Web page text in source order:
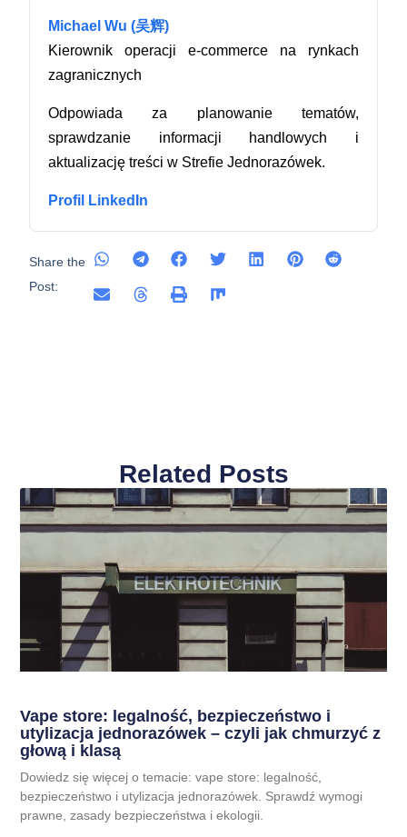
Michael Wu (吴辉)
Kierownik operacji e-commerce na rynkach
zagranicznych
Odpowiada za planowanie tematów,
sprawdzanie informacji handlowych i
aktualizację treści w Strefie Jednorazówek.
Profil LinkedIn
Share the
Post:
Related Posts
Vape store: legalność, bezpieczeństwo i
utylizacja jednorazówek – czyli jak chmurzyć z
głową i klasą
Dowiedz się więcej o temacie: vape store: legalność,
bezpieczeństwo i utylizacja jednorazówek. Sprawdź wymogi
prawne, zasady bezpieczeństwa i ekologii.